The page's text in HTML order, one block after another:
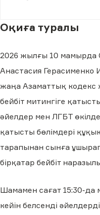
Оқиға туралы
2026 жылғы 10 мамырда
Анастасия Герасименко
жаңа Азаматтық кодекс
бейбіт митингіге
әйелдер мен ЛГБТ
қатысты бөлімдері
тарапынан сынға
бірқатар бейбіт
Шамамен сағат 15:30-да
кейін белсенді